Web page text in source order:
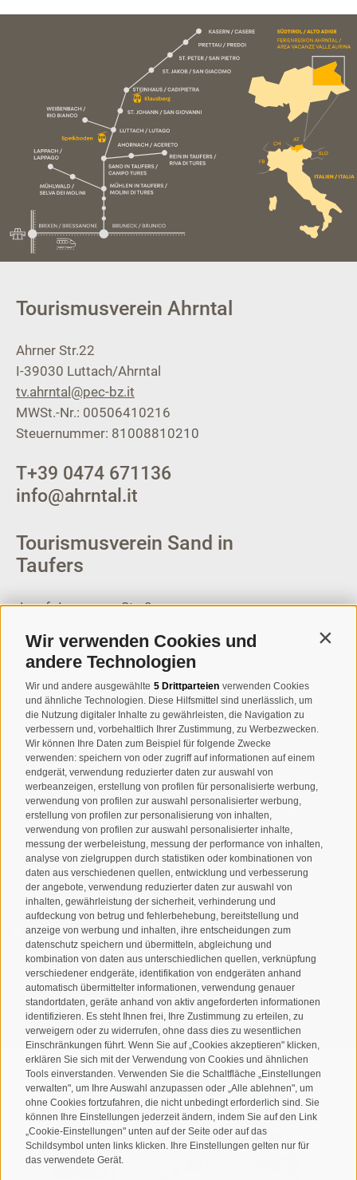
Wir verwenden Cookies und
andere Technologien
Wir und andere ausgewählte 5 Drittparteien verwenden Cookies
und ähnliche Technologien. Diese Hilfsmittel sind unerlässlich, um
die Nutzung digitaler Inhalte zu gewährleisten, die Navigation zu
verbessern und, vorbehaltlich Ihrer Zustimmung, zu Werbezwecken.
Wir können Ihre Daten zum Beispiel für folgende Zwecke
verwenden: speichern von oder zugriff auf informationen auf einem
endgerät, verwendung reduzierter daten zur auswahl von
werbeanzeigen, erstellung von profilen für personalisierte werbung,
verwendung von profilen zur auswahl personalisierter werbung,
erstellung von profilen zur personalisierung von inhalten,
verwendung von profilen zur auswahl personalisierter inhalte,
messung der werbeleistung, messung der performance von inhalten,
analyse von zielgruppen durch statistiken oder kombinationen von
daten aus verschiedenen quellen, entwicklung und verbesserung
der angebote, verwendung reduzierter daten zur auswahl von
inhalten, gewährleistung der sicherheit, verhinderung und
aufdeckung von betrug und fehlerbehebung, bereitstellung und
anzeige von werbung und inhalten, ihre entscheidungen zum
datenschutz speichern und übermitteln, abgleichung und
kombination von daten aus unterschiedlichen quellen, verknüpfung
verschiedener endgeräte, identifikation von endgeräten anhand
automatisch übermittelter informationen, verwendung genauer
standortdaten, geräte anhand von aktiv angeforderten informationen
identifizieren. Es steht Ihnen frei, Ihre Zustimmung zu erteilen, zu
verweigern oder zu widerrufen, ohne dass dies zu wesentlichen
Einschränkungen führt. Wenn Sie auf „Cookies akzeptieren" klicken,
erklären Sie sich mit der Verwendung von Cookies und ähnlichen
Tools einverstanden. Verwenden Sie die Schaltfläche „Einstellungen
verwalten", um Ihre Auswahl anzupassen oder „Alle ablehnen", um
ohne Cookies fortzufahren, die nicht unbedingt erforderlich sind. Sie
können Ihre Einstellungen jederzeit ändern, indem Sie auf den Link
„Cookie-Einstellungen" unten auf der Seite oder auf das
Schildsymbol unten links klicken. Ihre Einstellungen gelten nur für
das verwendete Gerät.
Tourismusverein Ahrntal
Ahrner Str.22
I-39030 Luttach/Ahrntal
tv.ahrntal@pec-bz.it
MWSt.-Nr.: 00506410216
Steuernummer: 81008810210
T+39 0474 671136
info@ahrntal.it
Tourismusverein Sand in
Taufers
Josef-Jungmann-Str. 8
MWSt.-Nr: 00518320213
T+39 0474 678076
info@taufers.com
Newsletteranmeldung
Ich habe dieDatenschutzbestimmungengelesen und
verstanden und stimme der Verarbeitung meiner
personenbezogenen Daten durch den Verantwortlichen zu
ANMELDEN
Sitemap • Impressum • Cookie-Richtlinie • Privacy •
Cookie Präferenzen • created with passion by